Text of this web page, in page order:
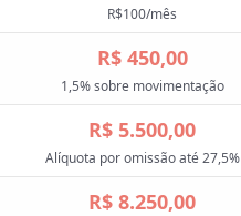
R$100/mês
R$ 450,00
1,5% sobre movimentação
R$ 5.500,00
Alíquota por omissão até 27,5%
R$ 8.250,00